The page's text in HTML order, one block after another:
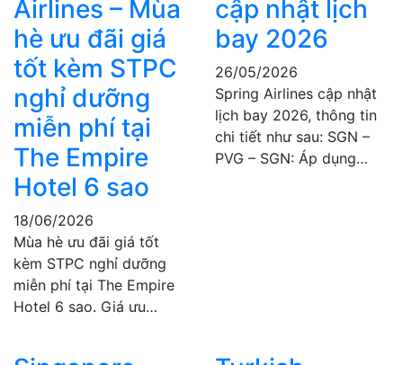
Airlines – Mùa
hè ưu đãi giá
tốt kèm STPC
nghỉ dưỡng
miễn phí tại
The Empire
Hotel 6 sao
18/06/2026
Mùa hè ưu đãi giá tốt
kèm STPC nghỉ dưỡng
miễn phí tại The Empire
Hotel 6 sao. Giá ưu…
cập nhật lịch
bay 2026
26/05/2026
Spring Airlines cập nhật
lịch bay 2026, thông tin
chi tiết như sau: SGN –
PVG – SGN: Áp dụng…